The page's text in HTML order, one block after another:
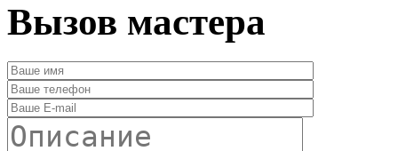
Вызов мастера